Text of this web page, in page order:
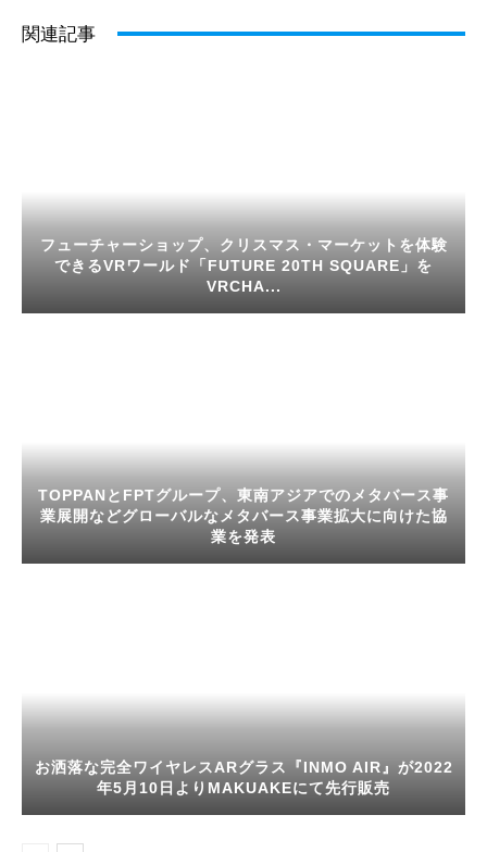
関連記事
フューチャーショップ、クリスマス・マーケットを体験
できるVRワールド「FUTURE 20TH SQUARE」を
VRCHA...
TOPPANとFPTグループ、東南アジアでのメタバース事
業展開などグローバルなメタバース事業拡大に向けた協
業を発表
お洒落な完全ワイヤレスARグラス『INMO AIR』が2022
年5月10日よりMAKUAKEにて先行販売